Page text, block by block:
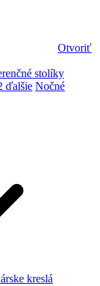
Otvoriť
stolíky
ďalšie Nočné
kreslá